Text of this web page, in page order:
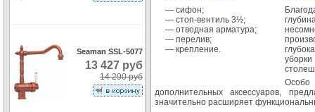
— сифон;
— стоп-вентиль 3½;
— отводная арматура;
— перелив;
— крепление.
Особо
дополнительных аксессуаров,
значительно расширяет
Seaman SSL-5077
13 427 руб
14 290 руб